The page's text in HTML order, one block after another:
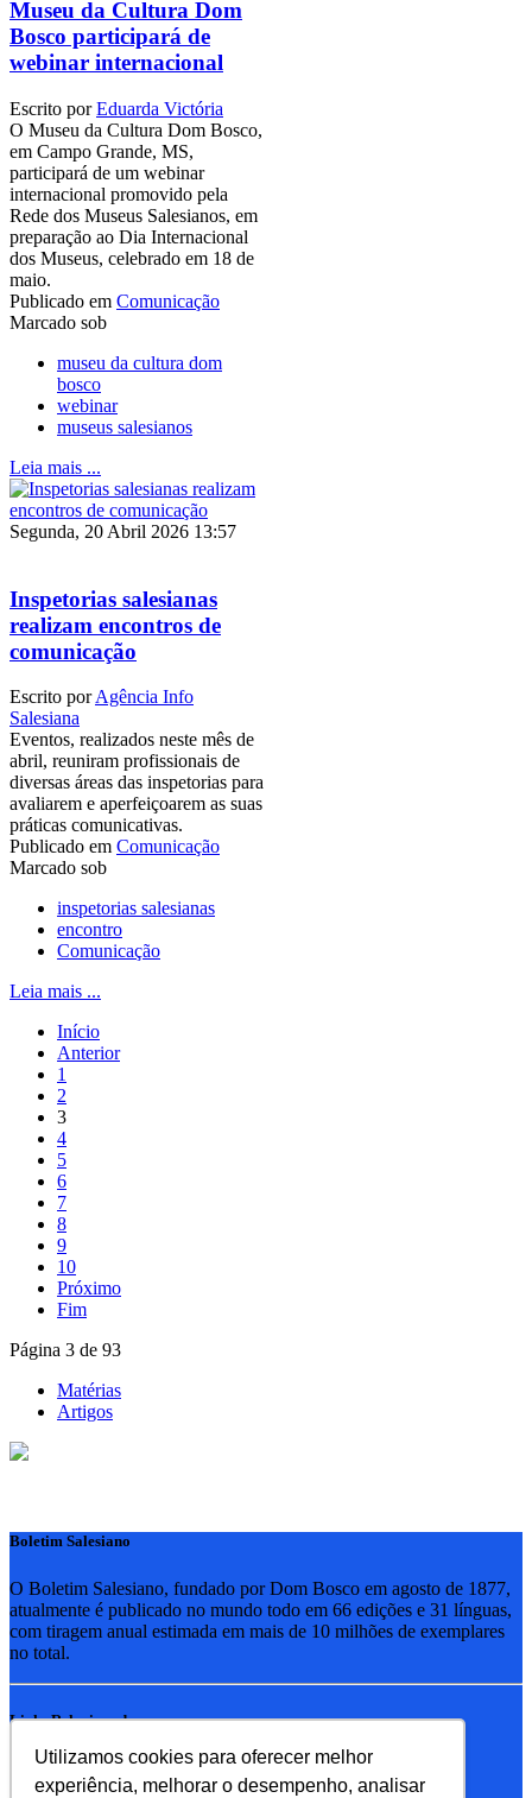
Utilizamos cookies para oferecer melhor
experiência, melhorar o desempenho, analisar
Museu da Cultura Dom
Bosco participará de
webinar internacional
Escrito porEduarda Victória
O Museu da Cultura Dom Bosco,
em Campo Grande, MS,
participará de um webinar
internacional promovido pela
Rede dos Museus Salesianos, em
preparação ao Dia Internacional
dos Museus, celebrado em 18 de
maio.
Publicado em Comunicação
Marcado sob
museu da cultura dom
bosco
webinar
museus salesianos
Leia mais ...
Segunda, 20 Abril 2026 13:57
Inspetorias salesianas
realizam encontros de
comunicação
Escrito porAgência Info
Salesiana
Eventos, realizados neste mês de
abril, reuniram profissionais de
diversas áreas das inspetorias para
avaliarem e aperfeiçoarem as suas
práticas comunicativas.
Publicado em Comunicação
Marcado sob
inspetorias salesianas
encontro
Comunicação
Leia mais ...
Início
Anterior
1
2
3
4
5
6
7
8
9
10
Próximo
Fim
Página 3 de 93
Matérias
Artigos
Boletim Salesiano
O Boletim Salesiano, fundado por Dom Bosco em agosto de 1877,
atualmente é publicado no mundo todo em 66 edições e 31 línguas,
com tiragem anual estimada em mais de 10 milhões de exemplares
no total.
Links Relacionados
RSB - Rede Salesiana Brasil
EDEBE - Editora